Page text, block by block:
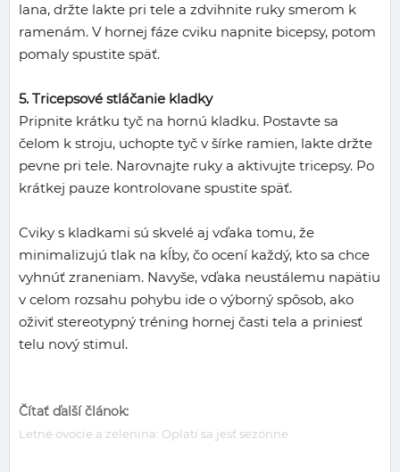
lana, držte lakte pri tele a zdvihnite ruky smerom k
ramenám. V hornej fáze cviku napnite bicepsy, potom
pomaly spustite späť.
5. Tricepsové stláčanie kladky
Pripnite krátku tyč na hornú kladku. Postavte sa
čelom k stroju, uchopte tyč v šírke ramien, lakte držte
pevne pri tele. Narovnajte ruky a aktivujte tricepsy. Po
krátkej pauze kontrolovane spustite späť.
Cviky s kladkami sú skvelé aj vďaka tomu, že
minimalizujú tlak na kĺby, čo ocení každý, kto sa chce
vyhnúť zraneniam. Navyše, vďaka neustálemu napätiu
v celom rozsahu pohybu ide o výborný spôsob, ako
oživiť stereotypný tréning hornej časti tela a priniesť
telu nový stimul.
Čítať ďalší článok:
Letné ovocie a zelenina: Oplatí sa jesť sezónne